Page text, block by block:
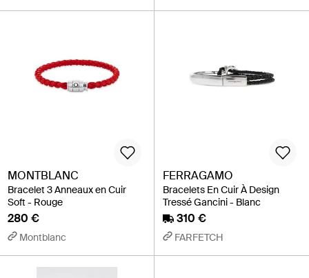
MONTBLANC
Bracelet 3 Anneaux en Cuir
Soft - Rouge
280 €
Montblanc
FERRAGAMO
Bracelets En Cuir À Design
Tressé Gancini - Blanc
310 €
FARFETCH